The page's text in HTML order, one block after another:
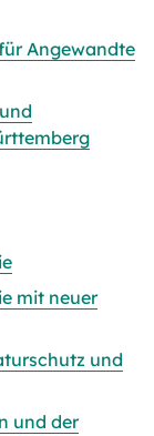
Angewandte
mit neuer
und
und der